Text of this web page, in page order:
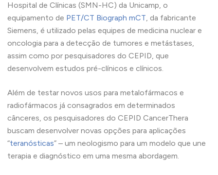
Hospital de Clínicas (SMN-HC) da Unicamp, o
equipamento de PET/CT Biograph mCT, da fabricante
Siemens, é utilizado pelas equipes de medicina nuclear e
oncologia para a detecção de tumores e metástases,
assim como por pesquisadores do CEPID, que
desenvolvem estudos pré-clínicos e clínicos.
Além de testar novos usos para metalofármacos e
radiofármacos já consagrados em determinados
cânceres, os pesquisadores do CEPID CancerThera
buscam desenvolver novas opções para aplicações
“teranósticas” – um neologismo para um modelo que une
terapia e diagnóstico em uma mesma abordagem.